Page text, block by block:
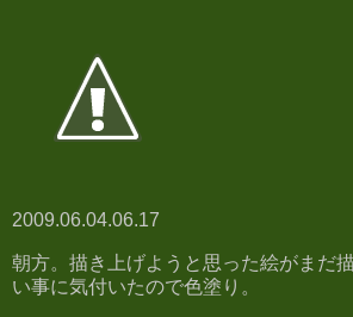
2009.06.04.06.17
朝方。描き上げようと思った絵がまだ
い事に気付いたので色塗り。